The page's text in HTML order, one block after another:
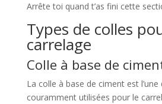
Arrête toi quand t’as fini cette
Types de colles
carrelage
Colle à base de
La colle à base de ciment est
couramment utilisées pour le